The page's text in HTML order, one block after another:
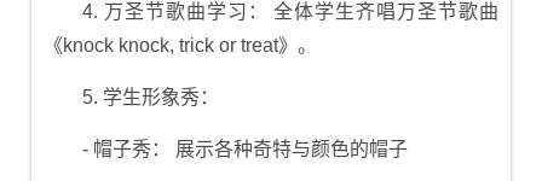
4. 万圣节歌曲学习： 全体学生齐唱万圣节歌曲
《knock knock, trick or treat》。
5. 学生形象秀：
- 帽子秀： 展示各种奇特与颜色的帽子